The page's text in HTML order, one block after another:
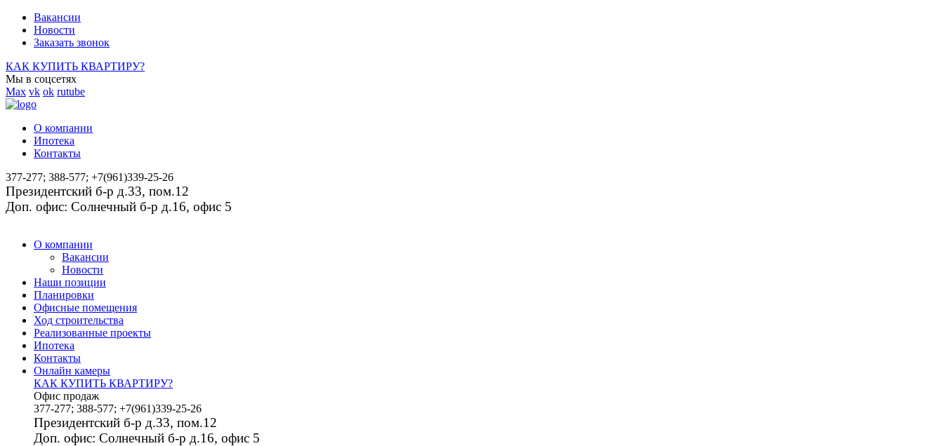
Вакансии
Новости
Заказать звонок
КАК КУПИТЬ КВАРТИРУ?
Мы в соцсетях
Max vk ok rutube
О компании
Ипотека
Контакты
377-277; 388-577; +7(961)339-25-26
Президентский б-р д.33, пом.12
Доп. офис: Солнечный б-р д.16, офис 5
О компании
Вакансии
Новости
Наши позиции
Планировки
Офисные помещения
Ход строительства
Реализованные проекты
Ипотека
Контакты
Онлайн камеры
КАК КУПИТЬ КВАРТИРУ?
Офис продаж
377-277; 388-577; +7(961)339-25-26
Президентский б-р д.33, пом.12
Доп. офис: Солнечный б-р д.16, офис 5